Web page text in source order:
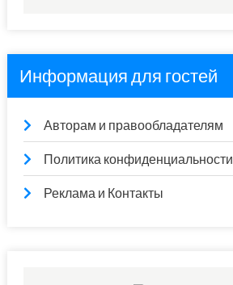
Информация для гостей
Авторам и правообладателям
Политика конфиденциальности
Реклама и Контакты